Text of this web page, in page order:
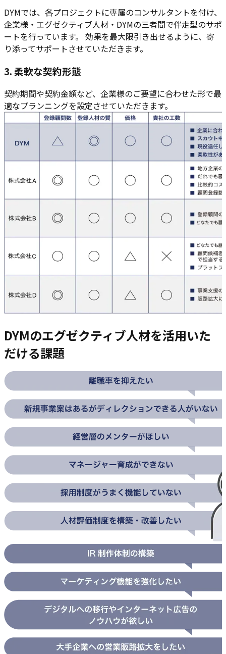
DYMでは、各プロジェクトに専属のコンサルタントを付け、
企業様・エグゼクティブ人材・DYMの三者間で伴走型のサポ
ートを行っています。 効果を最大限引き出せるように、寄
り添ってサポートさせていただきます。
3. 柔軟な契約形態
契約期間や契約金額など、企業様のご要望に合わせた形で最
適なプランニングを設定させていただきます。
DYMのエグゼクティブ人材を活用いた
だける課題